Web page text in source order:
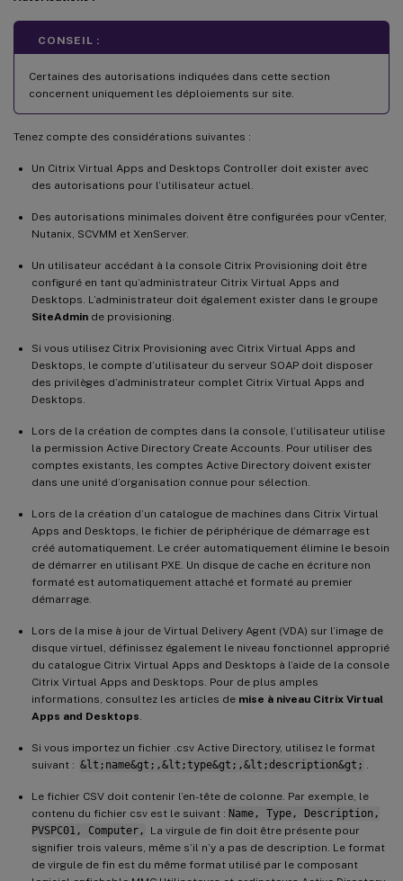
CONSEIL :
Certaines des autorisations indiquées dans cette section
concernent uniquement les déploiements sur site.
Tenez compte des considérations suivantes :
Un Citrix Virtual Apps and Desktops Controller doit exister avec
des autorisations pour l’utilisateur actuel.
Des autorisations minimales doivent être configurées pour vCenter,
Nutanix, SCVMM et XenServer.
Un utilisateur accédant à la console Citrix Provisioning doit être
configuré en tant qu’administrateur Citrix Virtual Apps and
Desktops. L’administrateur doit également exister dans le groupe
SiteAdmin de provisioning.
Si vous utilisez Citrix Provisioning avec Citrix Virtual Apps and
Desktops, le compte d’utilisateur du serveur SOAP doit disposer
des privilèges d’administrateur complet Citrix Virtual Apps and
Desktops.
Lors de la création de comptes dans la console, l’utilisateur utilise
la permission Active Directory Create Accounts. Pour utiliser des
comptes existants, les comptes Active Directory doivent exister
dans une unité d’organisation connue pour sélection.
Lors de la création d’un catalogue de machines dans Citrix Virtual
Apps and Desktops, le fichier de périphérique de démarrage est
créé automatiquement. Le créer automatiquement élimine le besoin
de démarrer en utilisant PXE. Un disque de cache en écriture non
formaté est automatiquement attaché et formaté au premier
démarrage.
Lors de la mise à jour de Virtual Delivery Agent (VDA) sur l’image de
disque virtuel, définissez également le niveau fonctionnel approprié
du catalogue Citrix Virtual Apps and Desktops à l’aide de la console
Citrix Virtual Apps and Desktops. Pour de plus amples
informations, consultez les articles de mise à niveau Citrix Virtual
Apps and Desktops
Si vous importez un fichier .csv Active Directory, utilisez le format
suivant : &lt;name&gt;,&lt;type&gt;,&lt;description&gt;
Le fichier CSV doit contenir l’en-tête de colonne. Par exemple, le
contenu du fichier csv est le suivant : Name, Type, Description,
PVSPC01, Computer,
La virgule de fin doit être présente pour
signifier trois valeurs, même s’il n’y a pas de description. Le format
de virgule de fin est du même format utilisé par le composant